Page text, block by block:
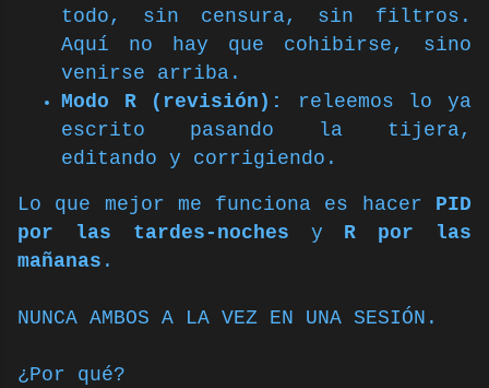
todo, sin censura, sin filtros.
Aquí no hay que cohibirse, sino
venirse arriba.
Modo R (revisión):
releemos lo ya
escrito pasando la tijera,
editando y corrigiendo.
Lo que mejor me funciona es hacer PID
por las tardes-noches y R por las
mañanas .
NUNCA AMBOS A LA VEZ EN UNA SESIÓN.
¿Por qué?